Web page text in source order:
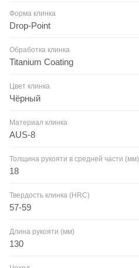
Форма клинка
Drop-Point
Обработка клинка
Titanium Coating
Цвет клинка
Чёрный
Материал клинка
AUS-8
Толщина рукояти в средней части (мм)
18
Твердость клинка (HRC)
57-59
Длина рукояти (мм)
130